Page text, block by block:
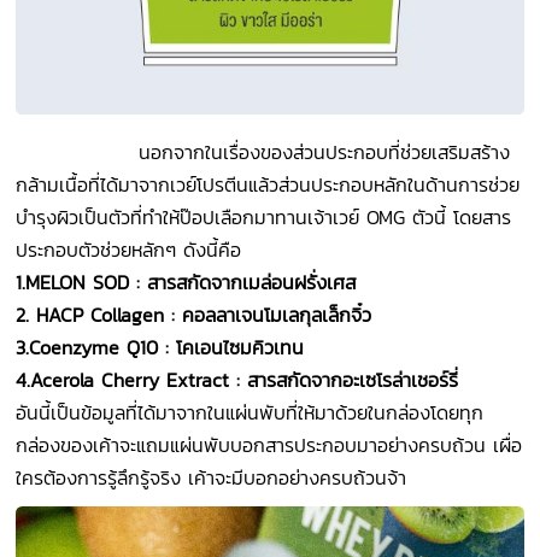
นอกจากในเรื่องของส่วนประกอบที่ช่วยเสริมสร้าง
กล้ามเนื้อที่ได้มาจากเวย์โปรตีนแล้วส่วนประกอบหลักในด้านการช่วย
บำรุงผิวเป็นตัวที่ทำให้ป๊อปเลือกมาทานเจ้าเวย์ OMGตัวนี้ โดยสาร
ประกอบตัวช่วยหลักๆ ดังนี้คือ
1.MELON SOD :สารสกัดจากเมล่อนฝรั่งเศส
2. HACP Collagen : คอลลาเจนโมเลกุลเล็กจิ๋ว
3.Coenzyme Q10 :โคเอนไซมคิวเทน
4.Acerola Cherry Extract :สารสกัดจากอะเซโรล่าเชอร์รี่
อันนี้เป็นข้อมูลที่ได้มาจากในแผ่นพับที่ให้มาด้วยในกล่องโดยทุก
กล่องของเค้าจะแถมแผ่นพับบอกสารประกอบมาอย่างครบถ้วน เผื่อ
ใครต้องการรู้ลึกรู้จริง เค้าจะมีบอกอย่างครบถ้วนจ้า